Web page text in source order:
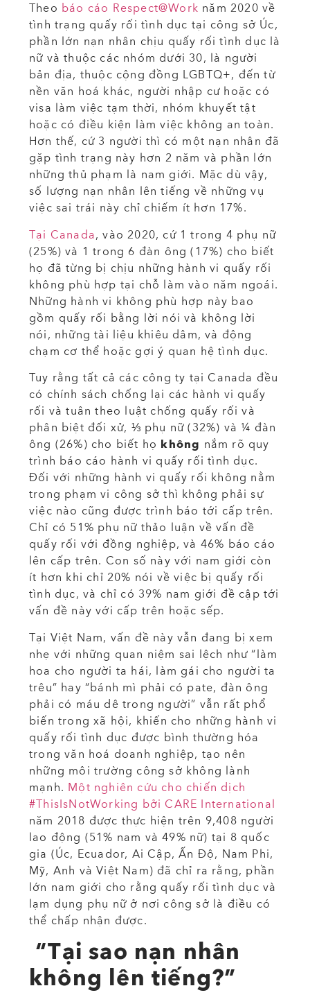
Theo báo cáo Respect@Work năm 2020 về
tình trạng quấy rối tình dục tại công sở Úc,
phần lớn nạn nhân chịu quấy rối tình dục là
nữ và thuộc các nhóm dưới 30, là người
bản địa, thuộc cộng đồng LGBTQ+, đến từ
nền văn hoá khác, người nhập cư hoặc có
visa làm việc tạm thời, nhóm khuyết tật
hoặc có điều kiện làm việc không an toàn.
Hơn thế, cứ 3 người thì có một nạn nhân đã
gặp tình trạng này hơn 2 năm và phần lớn
những thủ phạm là nam giới. Mặc dù vậy,
số lượng nạn nhân lên tiếng về những vụ
việc sai trái này chỉ chiếm ít hơn 17%.
Tại Canada, vào 2020, cứ 1 trong 4 phụ nữ
(25%) và 1 trong 6 đàn ông (17%) cho biết
họ đã từng bị chịu những hành vi quấy rối
không phù hợp tại chỗ làm vào năm ngoái.
Những hành vi không phù hợp này bao
gồm quấy rối bằng lời nói và không lời
nói, những tài liệu khiêu dâm, và động
chạm cơ thể hoặc gợi ý quan hệ tình dục.
Tuy rằng tất cả các công ty tại Canada đều
có chính sách chống lại các hành vi quấy
rối và tuân theo luật chống quấy rối và
phân biệt đối xử, ⅓ phụ nữ (32%) và ¼ đàn
ông (26%) cho biết họ không nắm rõ quy
trình báo cáo hành vi quấy rối tình dục.
Đối với những hành vi quấy rối không nằm
trong phạm vi công sở thì không phải sự
việc nào cũng được trình báo tới cấp trên.
Chỉ có 51% phụ nữ thảo luận về vấn đề
quấy rối với đồng nghiệp, và 46% báo cáo
lên cấp trên. Con số này với nam giới còn
ít hơn khi chỉ 20% nói về việc bị quấy rối
tình dục, và chỉ có 39% nam giới đề cập tới
vấn đề này với cấp trên hoặc sếp.
Tại Việt Nam, vấn đề này vẫn đang bị xem
nhẹ với những quan niệm sai lệch như “làm
hoa cho người ta hái, làm gái cho người ta
trêu” hay “bánh mì phải có pate, đàn ông
phải có máu dê trong người” vẫn rất phổ
biến trong xã hội, khiến cho những hành vi
quấy rối tình dục được bình thường hóa
trong văn hoá doanh nghiệp, tạo nên
những môi trường công sở không lành
mạnh. Một nghiên cứu cho chiến dịch
#ThisIsNotWorking bởi CARE International
năm 2018 được thực hiện trên 9,408 người
lao động (51% nam và 49% nữ) tại 8 quốc
gia (Úc, Ecuador, Ai Cập, Ấn Độ, Nam Phi,
Mỹ, Anh và Việt Nam) đã chỉ ra rằng, phần
lớn nam giới cho rằng quấy rối tình dục và
lạm dụng phụ nữ ở nơi công sở là điều có
thể chấp nhận được.
“Tại sao nạn nhân
không lên tiếng?”